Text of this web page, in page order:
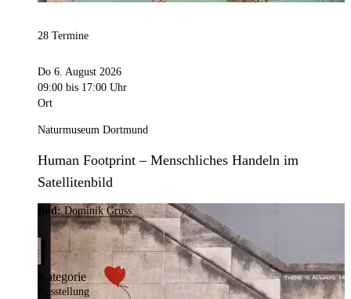
28 Termine
Do 6. August 2026
09:00 bis 17:00 Uhr
Ort
Naturmuseum Dortmund
Human Footprint – Menschliches Handeln im
Satellitenbild
Bild:Dominik Gruss
Kategorie
Ausstellung